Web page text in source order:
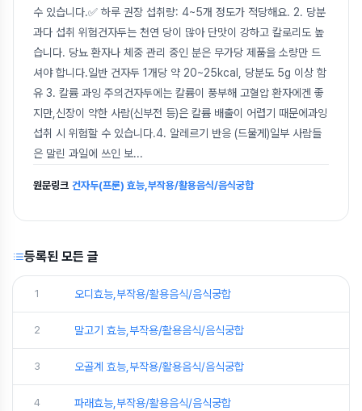
수 있습니다.✅ 하루 권장 섭취량: 4~5개 정도가 적당해요. 2. 당분
과다 섭취 위험건자두는 천연 당이 많아 단맛이 강하고 칼로리도 높
습니다. 당뇨 환자나 체중 관리 중인 분은 무가당 제품을 소량만 드
셔야 합니다.일반 건자두 1개당 약 20~25kcal, 당분도 5g 이상 함
유 3. 칼륨 과잉 주의건자두에는 칼륨이 풍부해 고혈압 환자에겐 좋
지만,신장이 약한 사람(신부전 등)은 칼륨 배출이 어렵기 때문에과잉
섭취 시 위험할 수 있습니다.4. 알레르기 반응 (드물게)일부 사람들
은 말린 과일에 쓰인 보...
원문링크 건자두(프룬) 효능,부작용/활용음식/음식궁합
등록된 모든 글
1 오디효능,부작용/활용음식/음식궁합
2 말고기 효능,부작용/활용음식/음식궁합
3 오골계 효능,부작용/활용음식/음식궁합
4 파래효능,부작용/활용음식/음식궁합